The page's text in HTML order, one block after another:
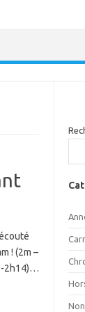
! (2m –
2h14)…